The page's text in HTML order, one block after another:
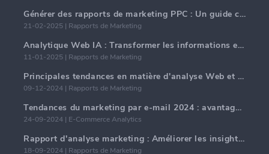
Générer des rapports de marketing PPC : Un guide complet
21-02-2025 | Rapports de Marketing
Analytique Web IA : Transformer les informations en données avec précision
11-01-2025 | Rapports de Marketing
Principales tendances en matière d'analyse Web et d'IA en 2024
09-12-2024 | Rapports de Marketing
Tendances du marketing par e-mail 2024 : avantages de l'hyper-personnalisation
24-09-2024 | E-Commerce Analytics
Rapport d'analyse marketing : Améliorer les insights commerciaux
18-09-2024 | Rapports de Marketing